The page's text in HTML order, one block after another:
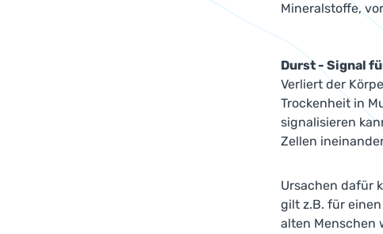
Mineralstoffe,
Durst - Signal
Verliert der
Trockenheit in
signalisieren
Zellen
Ursachen dafür
gilt z.B. für
alten Menschen